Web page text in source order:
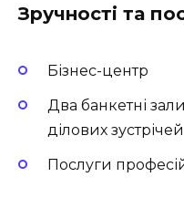
Зручності та
Бізнес-центр
Два банкетні
ділових зустрічей
Послуги